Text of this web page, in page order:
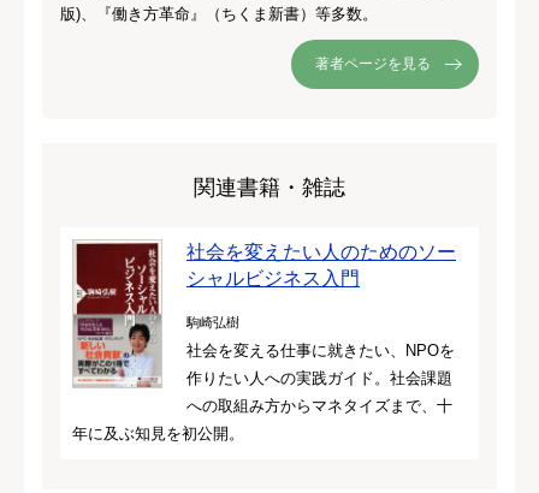
版)、『働き方革命』（ちくま新書）等多数。
著者ページを見る
関連書籍・雑誌
社会を変えたい人のためのソー
シャルビジネス入門
駒崎弘樹
社会を変える仕事に就きたい、NPOを
作りたい人への実践ガイド。社会課題
への取組み方からマネタイズまで、十
年に及ぶ知見を初公開。